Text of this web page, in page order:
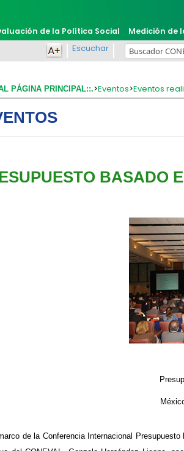
de la Política Social Medición de
Escuchar
PÁGINA PRINCIPAL::.>Eventos>Eventos
BASADO
de la Conferencia Internacional